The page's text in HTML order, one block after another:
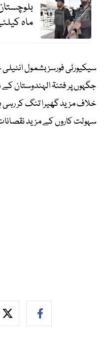
ماہ
سیکیورٹی فورسز بشمول
جگہوں پر فتنۃ الہندوستان
خلاف مزید گھیرا تنگ کر
سہولت کاروں کے مزید